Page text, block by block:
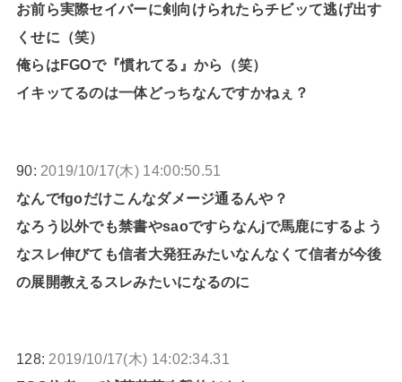
お前ら実際セイバーに剣向けられたらチビッて逃げ出す
くせに（笑）
俺らはFGOで『慣れてる』から（笑）
イキッてるのは一体どっちなんですかねぇ？
90: 2019/10/17(木) 14:00:50.51
なんでfgoだけこんなダメージ通るんや？
なろう以外でも禁書やsaoですらなんjで馬鹿にするよう
なスレ伸びても信者大発狂みたいなんなくて信者が今後
の展開教えるスレみたいになるのに
128: 2019/10/17(木) 14:02:34.31